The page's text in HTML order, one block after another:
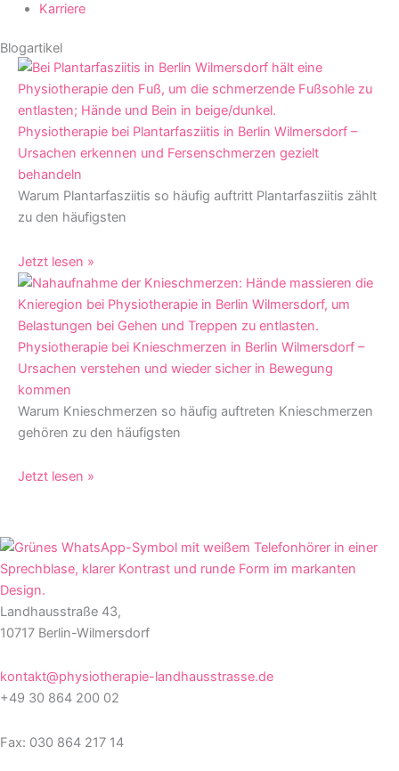
Karriere
Blogartikel
Physiotherapie bei Plantarfasziitis in Berlin Wilmersdorf –
Ursachen erkennen und Fersenschmerzen gezielt
behandeln
Warum Plantarfasziitis so häufig auftritt Plantarfasziitis zählt
zu den häufigsten
Jetzt lesen »
Physiotherapie bei Knieschmerzen in Berlin Wilmersdorf –
Ursachen verstehen und wieder sicher in Bewegung
kommen
Warum Knieschmerzen so häufig auftreten Knieschmerzen
gehören zu den häufigsten
Jetzt lesen »
Landhausstraße 43,
10717 Berlin-Wilmersdorf
kontakt@physiotherapie-landhausstrasse.de
+49 30 864 200 02
Fax: 030 864 217 14